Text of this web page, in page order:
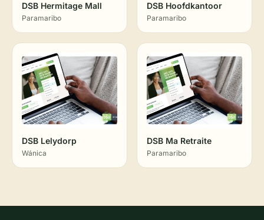
DSB Hermitage Mall
Paramaribo
DSB Hoofdkantoor
Paramaribo
DSB Lelydorp
Wánica
DSB Ma Retraite
Paramaribo